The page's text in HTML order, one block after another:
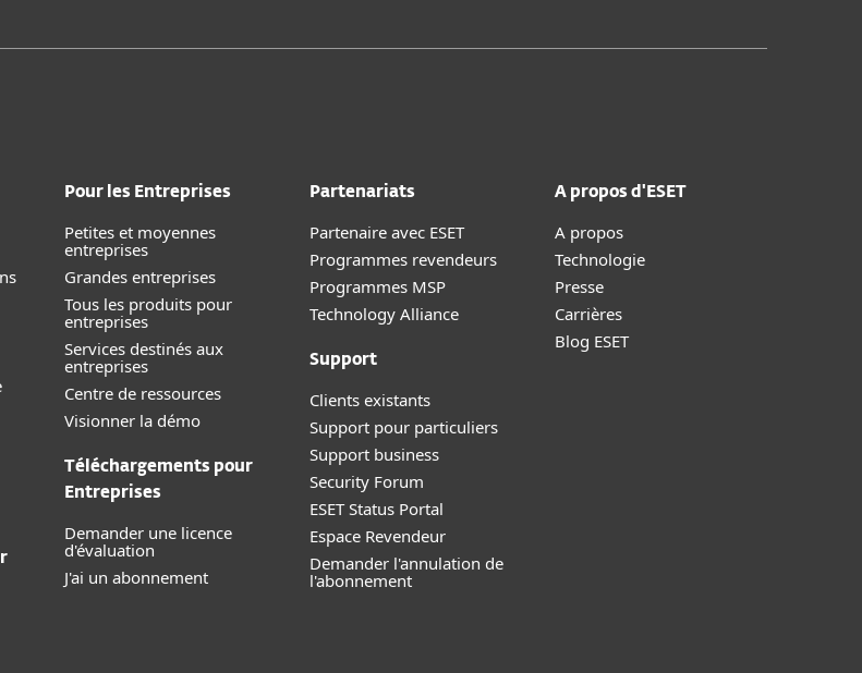
Pour les Entreprises
Petites et moyennes
entreprises
Grandes entreprises
Tous les produits pour
entreprises
Services destinés aux
entreprises
Centre de ressources
Visionner la démo
Téléchargements pour
Entreprises
Demander une licence
d'évaluation
J'ai un abonnement
Partenariats
Partenaire avec ESET
Programmes revendeurs
Programmes MSP
Technology Alliance
Support
Clients existants
Support pour particuliers
Support business
Security Forum
ESET Status Portal
Espace Revendeur
Demander l'annulation de
l'abonnement
A propos d'ESET
A propos
Technologie
Presse
Carrières
Blog ESET